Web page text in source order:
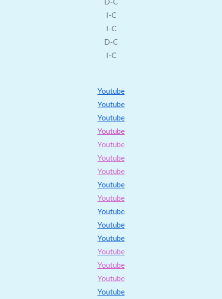
I-C
I-C
D-C
I-C
Youtube
Youtube
Youtube
Youtube
Youtube
Youtube
Youtube
Youtube
Youtube
Youtube
Youtube
Youtube
Youtube
Youtube
Youtube
Youtube